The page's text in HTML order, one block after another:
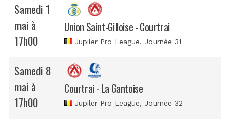
Samedi 1
mai à
17h00
Union Saint-Gilloise - Courtrai
Jupiler Pro League, Journée 31
Samedi 8
mai à
17h00
Courtrai - La Gantoise
Jupiler Pro League, Journée 32